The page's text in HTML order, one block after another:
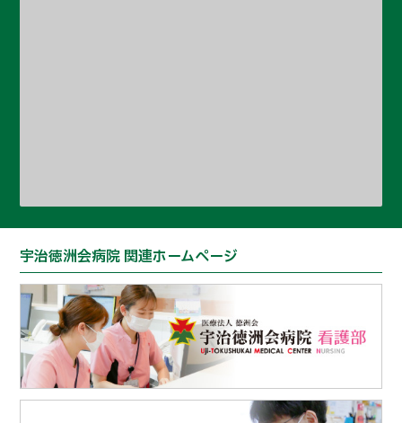
宇治徳洲会病院 関連ホームページ